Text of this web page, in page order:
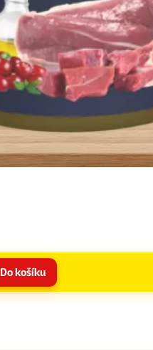
Do košíku